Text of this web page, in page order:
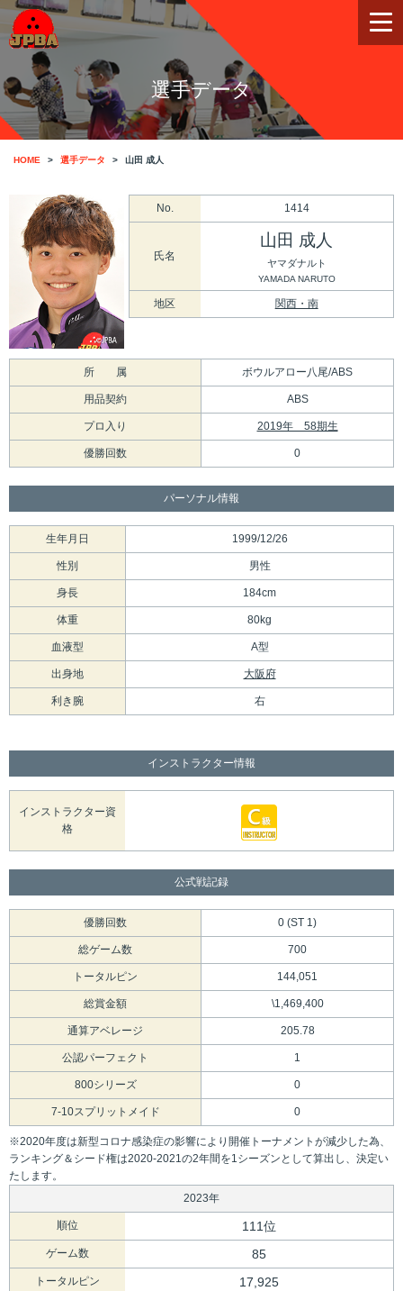
選手データ
HOME 選手データ 山田 成人
No. 1414
氏名
山田 成人
ヤマダナルト
YAMADA NARUTO
地区 関西・南
所 属 ボウルアロー八尾/ABS
用品契約 ABS
プロ入り 2019年 58期生
優勝回数 0
パーソナル情報
生年月日 1999/12/26
性別 男性
身長 184cm
体重 80kg
血液型 A型
出身地 大阪府
利き腕 右
インストラクター情報
インストラクター資
格
公式戦記録
優勝回数 0 (ST 1)
総ゲーム数 700
トータルピン 144,051
総賞金額 \1,469,400
通算アベレージ 205.78
公認パーフェクト 1
800シリーズ 0
7-10スプリットメイド 0
※2020年度は新型コロナ感染症の影響により開催トーナメントが減少した為、
ランキング＆シード権は2020-2021の2年間を1シーズンとして算出し、決定い
たします。
2023年
順位 111位
ゲーム数 85
トータルピン 17,925